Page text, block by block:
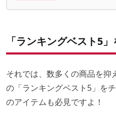
「ランキングベスト5
それでは、数多くの商品を
の「ランキングベスト5」を
のアイテムも必見ですよ！